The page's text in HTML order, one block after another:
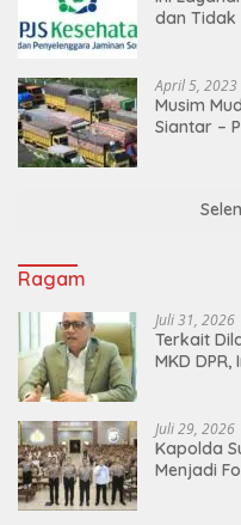
dan Tidak
April 5, 2023
Musim
Siantar –
Ragam
Juli 31, 2026
Terkait
MKD
Juli 29, 2026
Kapolda
Menjadi